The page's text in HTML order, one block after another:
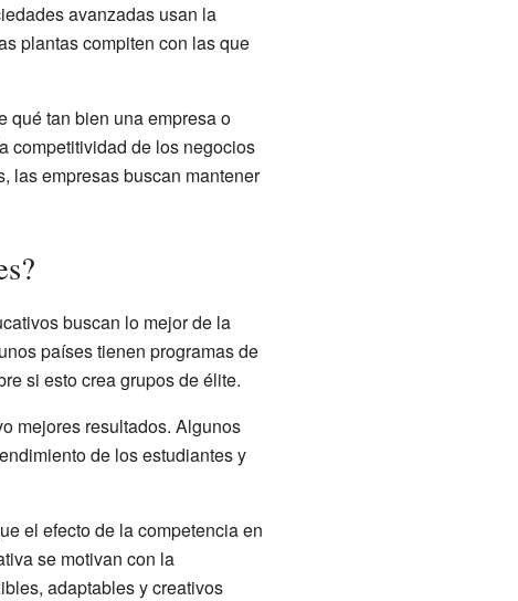
avanzadas usan la
plantas compiten con las que
qué tan bien una empresa o
competitividad de los negocios
las empresas buscan mantener
buscan lo mejor de la
países tienen programas de
si esto crea grupos de élite.
mejores resultados. Algunos
de los estudiantes y
el efecto de la competencia en
se motivan con la
adaptables y creativos